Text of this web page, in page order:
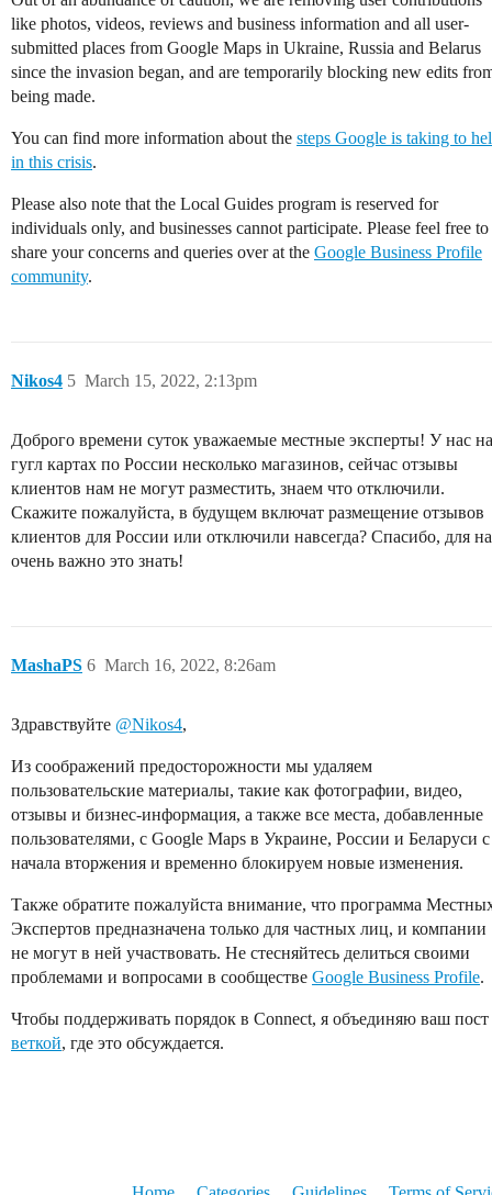
like photos, videos, reviews and business information and all user-
submitted places from Google Maps in Ukraine, Russia and Belarus
since the invasion began, and are temporarily blocking new edits
being made.
You can find more information about the steps Google is taking to
in this crisis.
Please also note that the Local Guides program is reserved for
individuals only, and businesses cannot participate. Please feel free to
share your concerns and queries over at the Google Business Profile
community.
Nikos4 March 15, 2022, 2:13pm
5
Доброго времени суток уважаемые местные эксперты! У нас на
гугл картах по России несколько магазинов, сейчас отзывы
клиентов нам не могут разместить, знаем что отключили.
Скажите пожалуйста, в будущем включат размещение отзывов
клиентов для России или отключили навсегда? Спасибо, для
очень важно это знать!
MashaPS March 16, 2022, 8:26am
6
Здравствуйте @Nikos4,
Из соображений предосторожности мы удаляем
пользовательские материалы, такие как фотографии, видео,
отзывы и бизнес-информация, а также все места, добавленные
пользователями, с Google Maps в Украине, России и Беларуси с
начала вторжения и временно блокируем новые изменения.
Также обратите пожалуйста внимание, что программа
Экспертов предназначена только для частных лиц, и компании
не могут в ней участвовать. Не стесняйтесь делиться своими
проблемами и вопросами в сообществе Google Business Profile.
Чтобы поддерживать порядок в Connect, я объединяю ваш пост
веткой, где это обсуждается.